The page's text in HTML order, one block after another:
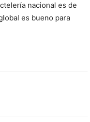
nacional es de
es bueno para